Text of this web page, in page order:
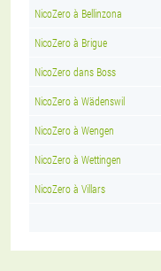
NicoZero à Bellinzona
NicoZero à Brigue
NicoZero dans Boss
NicoZero à Wädenswil
NicoZero à Wengen
NicoZero à Wettingen
NicoZero à Villars